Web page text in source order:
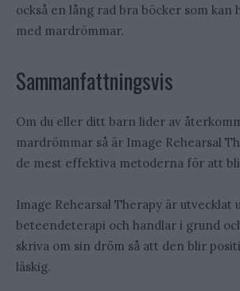
också en lång rad bra böcker som kan
med mardrömmar.
Sammanfattningsvis
Om du eller ditt barn lider av
mardrömmar så är Image Rehearsal
de mest effektiva metoderna för att bli
Image Rehearsal Therapy är utvecklat
beteendeterapi och handlar i grund
skriva om sin dröm så att den blir
läskig.